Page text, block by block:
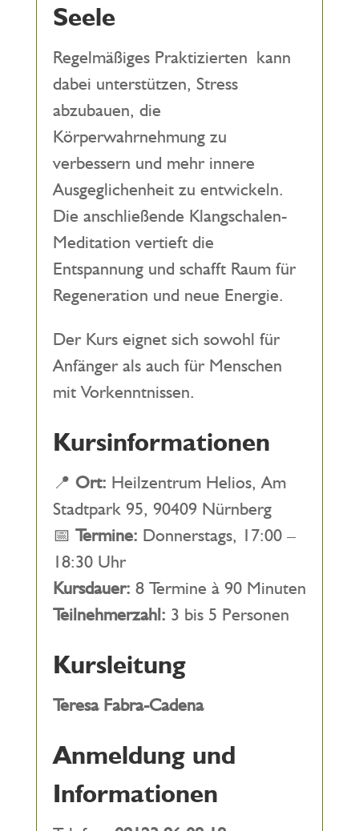
Seele
Regelmäßiges Praktizierten kann
dabei unterstützen, Stress
abzubauen, die
Körperwahrnehmung zu
verbessern und mehr innere
Ausgeglichenheit zu entwickeln.
Die anschließende Klangschalen-
Meditation vertieft die
Entspannung und schafft Raum für
Regeneration und neue Energie.
Der Kurs eignet sich sowohl für
Anfänger als auch für Menschen
mit Vorkenntnissen.
Kursinformationen
📍 Ort: Heilzentrum Helios, Am
Stadtpark 95, 90409 Nürnberg
📅 Termine: Donnerstags, 17:00 –
18:30 Uhr
Kursdauer: 8 Termine à 90 Minuten
Teilnehmerzahl: 3 bis 5 Personen
Kursleitung
Teresa Fabra-Cadena
Anmeldung und
Informationen